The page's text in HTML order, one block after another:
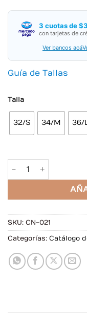
3 cuotas de
con tarjetas de
Ver bancos acá
Guía de Tallas
Talla
32/S 34/M 36/
Conjunto Carolina
SKU: CN-021
Categorías: Catálogo